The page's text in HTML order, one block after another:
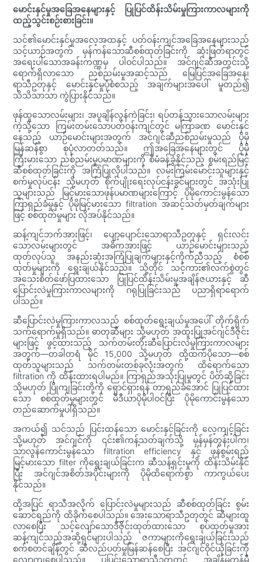
မောင်းနှင်မှုအခြေအနေများနှင့် ပြုပြင်ထိန်းသိမ်းမှုကြားကာလများကို
ထည့်သွင်းစဉ်းစားခြင်း။
သင်၏မောင်းနှင်မှုအလေ့အထနှင့် ပတ်ဝန်းကျင်အခြေအနေများသည်
သင့်ယာဉ်အတွက် မှန်ကန်သောဆီစစ်ထုတ်ခြင်းကို ဆုံးဖြတ်ရာတွင်
အရေးပါသောအခန်းကဏ္ဍမှ ပါဝင်ပါသည်။ အင်ဂျင်ဆီအတွင်းသို့
ရောက်ရှိလာသော ညစ်ညမ်းမှုအဆင့်သည် မြေပြင်အခြေအနေ၊
ရာသီဥတုနှင့် မောင်းနှင်မှုပုံစံစသည့် အချက်များအပေါ် မူတည်၍
သိသိသာသာ ကွဲပြားနိုင်သည်။
ဖုန်ထူသောလမ်းများ၊ အပူချိန်လွန်ကဲခြင်း၊ ရပ်တန့်သွားသောလမ်းများ
ကဲ့သို့သော ကြမ်းတမ်းသောပတ်ဝန်းကျင်တွင် မကြာခဏ မောင်းနှင်
နေသည့် ယာဉ်မောင်းများအတွက် အင်ဂျင်ဆီညစ်ညမ်းမှုသည် ပိုမို
မြန်ဆန်စွာ စုပုံလာတတ်သည်။ ဤအခြေအနေများတွင် ပိုမို
ကြီးမားသော ညစ်ညမ်းမှုပမာဏများကို စီမံခန့်ခွဲနိုင်သည့် စွမ်းရည်မြင့်
ဆီစစ်ထုတ်ခြင်းကို အကြံပြုလိုပါသည်။ လမ်းကြမ်းမောင်းသူများနှင့်
စက်မှုလုပ်ငန်း သို့မဟုတ် စိုက်ပျိုးရေးလုပ်ငန်းခွင်များတွင် အသုံးပြု
သူများသည် မြင့်မားသောဖုန်ပမာဏများကြောင့် ပိုမိုကောင်းမွန်သော
ကြာရှည်ခံမှုနှင့် ပိုမိုမြင့်မားသော filtration အဆင့်သတ်မှတ်ချက်များ
ဖြင့် စစ်ထုတ်မှုများ လိုအပ်နိုင်သည်။
ဆန့်ကျင်ဘက်အားဖြင့်၊ ပျော့ပျောင်းသောရာသီဥတုနှင့် ရှင်းလင်း
သောလမ်းများတွင် အဓိကအားဖြင့် ယာဉ်မောင်းများသည်
ထုတ်လုပ်သူ အနည်းဆုံးအကြံပြုချက်များနှင့်ကိုက်ညီသည့် စံစစ်
ထုတ်မှုများကို ရွေးချယ်နိုင်သည်။ သို့တိုင် သင့်ကား၏လက်စွဲတွင်
အသေးစိတ်ဖော်ပြထားသော ပြုပြင်ထိန်းသိမ်းမှုအချိန်ဇယားနှင့် ဆီ
ပြောင်းလဲမှုကြားကာလများကို ဂရုပြုခြင်းသည် ပညာရှိရာရောက်
ပါသည်။
ဆီပြောင်းလဲမှုကြားကာလသည် စစ်ထုတ်ရွေးချယ်မှုအပေါ် တိုက်ရိုက်
သက်ရောက်မှုရှိသည်။ ဓာတုဆီများ သို့မဟုတ် အထူးပြုအင်ဂျင်ဒီဇိုင်း
များဖြင့် ဖွင့်ထားသည့် သက်တမ်းတိုးဆီပြောင်းလဲမှုကြားကာလများ
အတွက်—တခါတရံ မိုင် 15,000 သို့မဟုတ် ထို့ထက်ပိုသော—စစ်
ထုတ်သူများသည် သက်တမ်းတစ်ခုလုံးအတွက် ထိရောက်သော
filtration ကို ထိန်းထားရပါမည်။ ကြာရှည်အသုံးပြုမှုတွင် ပိတ်ဆို့ခြင်း
သို့မဟုတ် ပြိုကျခြင်းတို့ကို ရှောင်ရှားရန် တာရှည်ခံအောင် ပြုပြင်ထား
သော စစ်ထုတ်မှုများတွင် မီဒီယာပိုမိုပါဝင်ပြီး ပိုမိုကောင်းမွန်သော
တည်ဆောက်မှုပါရှိသည်။
အကယ်၍ သင်သည် ပြင်းထန်သော မောင်းနှင်ခြင်းကို လေ့ကျင့်ခြင်း
သို့မဟုတ် အင်ဂျင်ကို ၎င်း၏ကန့်သတ်ချက်သို့ မှန်မှန်တွန်းပါက၊
သာလွန်ကောင်းမွန်သော filtration efficiency နှင့် ဖုန်စွမ်းရည်
မြင့်မားသော filter ကိုရွေးချယ်ခြင်းက ဆီသန့်ရှင်းမှုကို ထိန်းသိမ်းနိုင်
ပြီး အင်ဂျင်အစိတ်အပိုင်းများကို ပိုမိုထိရောက်စွာ ကာကွယ်ပေး
နိုင်သည်။
ထို့အပြင် ရာသီအလိုက် ပြောင်းလဲမှုများသည် ဆီစစ်ထုတ်ခြင်း စွမ်း
ဆောင်ရည်ကို ထိခိုက်စေပါသည်။ အေးသောရာသီဥတုတွင် ဆီများထူ
လာစေပြီး သင့်လျော်သောဒီဇိုင်းထုတ်ထားသော စုပ်ထုတ်မှုအား
ဆန့်ကျင်သည့်အဆို့ရှင်များပါသည့် ဇကာများကိုရွေးချယ်ခြင်းသည်
စက်စတင်ချိန်တွင် ဆီလည်ပတ်မှုမြန်ဆန်စေပြီး အင်ဂျင်ဝိုင်ယိုခြင်းကို
လျော့ကျစေပါသည်။ ပူပြင်းသောရာသီဥတုတွင် အချိန်မတန်မီ